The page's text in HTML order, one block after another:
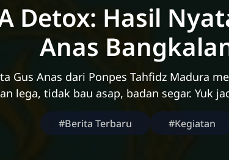
Detox: Hasil
Anas
Gus Anas dari Ponpes Tahfidz Madura
lega, tidak bau asap, badan segar. Yuk
#Berita Terbaru #Kegiatan